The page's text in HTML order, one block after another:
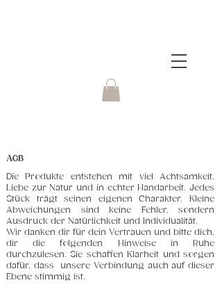
AGB
Die Produkte entstehen mit viel Achtsamkeit,
Liebe zur Natur und in echter Handarbeit. Jedes
Stück trägt seinen eigenen Charakter. Kleine
Abweichungen sind keine Fehler, sondern
Ausdruck der Natürlichkeit und Individualität.
Wir danken dir für dein Vertrauen und bitte dich,
dir die folgenden Hinweise in Ruhe
durchzulesen. Sie schaffen Klarheit und sorgen
dafür, dass unsere Verbindung auch auf dieser
Ebene stimmig ist.